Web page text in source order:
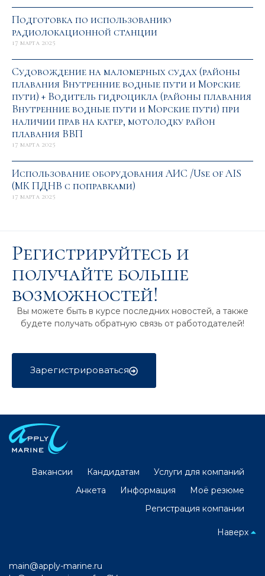
Подготовка по использованию
радиолокационной станции
17 марта 2025
Судовождение на маломерных судах (районы
плавания Внутренние водные пути и Морские
пути) + Водитель гидроцикла (районы плавания
Внутренние водные пути и Морские пути) при
наличии прав на катер, мотолодку район
плавания ВВП
17 марта 2025
Использование оборудования АИС /Use of AIS
(МК ПДНВ с поправками)
17 марта 2025
Регистрируйтесь и
получайте больше
возможностей!
Вы можете быть в курсе последних новостей, а также
будете получать обратную связь от работодателей!
Зарегистрироваться
Вакансии Кандидатам
Услуги для компаний
Анкета
Информация
Моё резюме
Регистрация компании
Наверх
main@apply-marine.ru